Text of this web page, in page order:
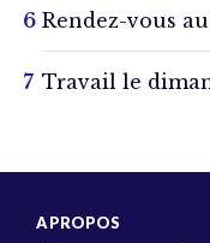
Rendez-vous
Travail le
A PROPOS